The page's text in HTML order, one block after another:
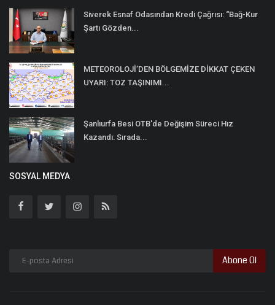
Siverek Esnaf Odasından Kredi Çağrısı: “Bağ-Kur
Şartı Gözden...
METEOROLOJİ’DEN BÖLGEMİZE DİKKAT ÇEKEN
UYARI: TOZ TAŞINIMI...
Şanlıurfa Besi OTB'de Değişim Süreci Hız
Kazandı: Sırada...
SOSYAL MEDYA
Abone Ol